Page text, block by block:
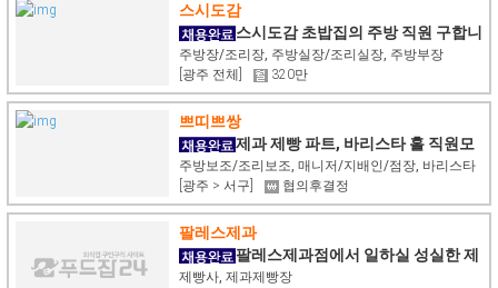
스시도감
스시도감 초밥집의 주방 직원 구합니
다(실장/부장/과장/초보)
주방장/조리장, 주방실장/조리실장, 주방부장
[광주 전체]
320만
쁘띠쁘쌍
제과 제빵 파트, 바리스타 홀 직원모
집
주방보조/조리보조, 매니저/지배인/점장, 바리스타
[광주 > 서구]
협의후결정
팔레스제과
팔레스제과점에서 일하실 성실한 제
빵사를 구합니다!
제빵사, 제과제빵장